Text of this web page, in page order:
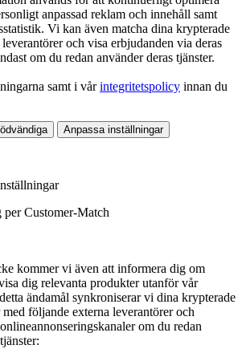
anpassad reklam och innehåll samt
Vi kan även matcha dina krypterade
och visa erbjudanden via deras
om du redan använder deras tjänster.
samt i vårintegritetspolicy innan du
Anpassa inställningar
Customer-Match
kommer vi även att informera dig om
dig relevanta produkter utanför vår
ändamål synkroniserar vi dina krypterade
följande externa leverantörer och
om du redan